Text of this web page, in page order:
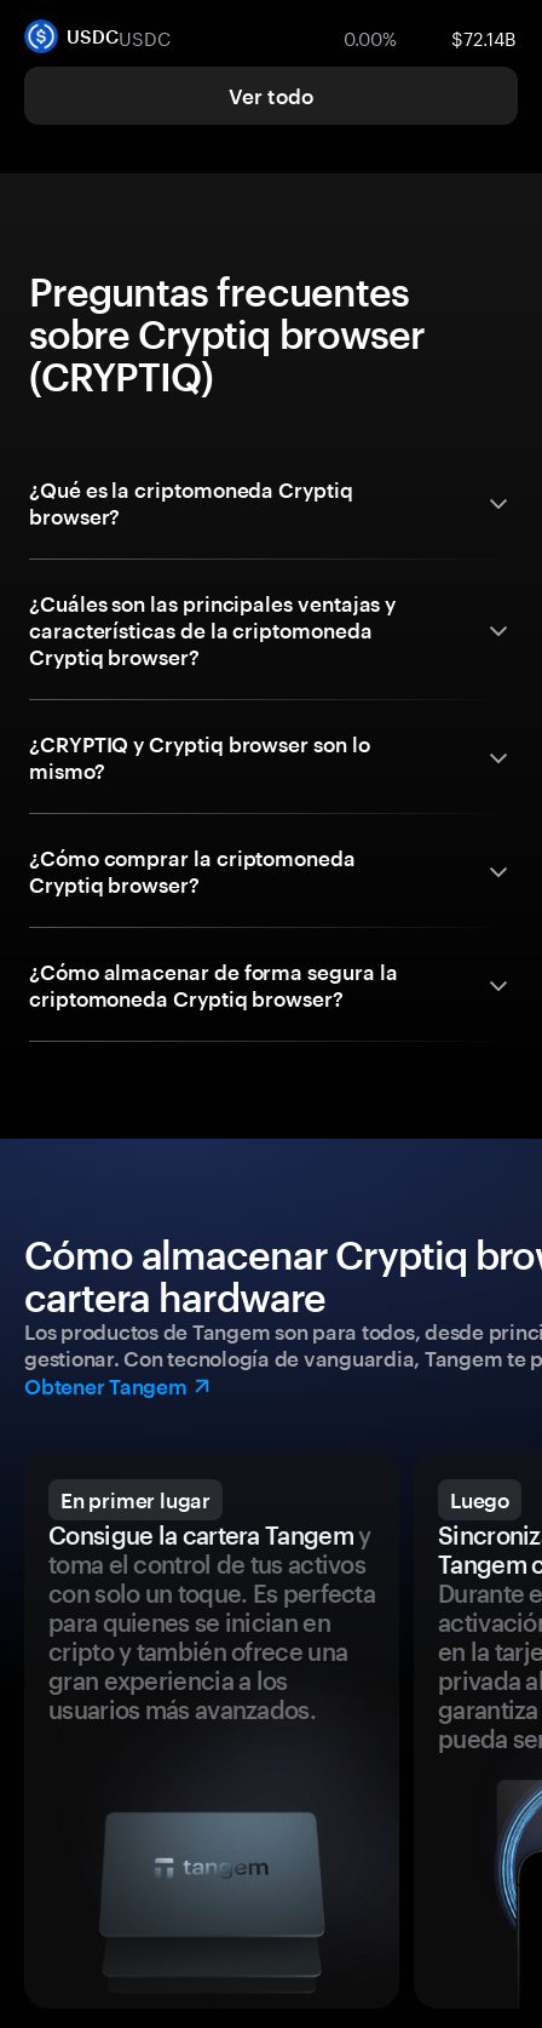
USDCUSDC 0.00% $72.14B
Ver todo
Preguntas frecuentes
sobre Cryptiq browser
(CRYPTIQ)
¿Qué es la criptomoneda Cryptiq
browser?
¿Cuáles son las principales ventajas y
características de la criptomoneda
Cryptiq browser?
¿CRYPTIQ y Cryptiq browser son lo
mismo?
¿Cómo comprar la criptomoneda
Cryptiq browser?
¿Cómo almacenar de forma segura la
criptomoneda Cryptiq browser?
Cómo almacenar Cryptiq
cartera hardware
Los productos de Tangem son para todos, desde
gestionar. Con tecnología de vanguardia, Tangem
Obtener Tangem
En primer lugar
Consigue la cartera Tangemy
toma el control de tus activos
con solo un toque. Es perfecta
para quienes se inician en
cripto y también ofrece una
gran experiencia a los
usuarios más avanzados.
Luego
Tangem
Durante
en la
privada
pueda